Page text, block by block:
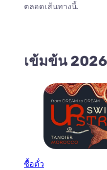
ตลอดเส้นทางนี้.
เข้มข้น 2026
ซื้อตั๋ว